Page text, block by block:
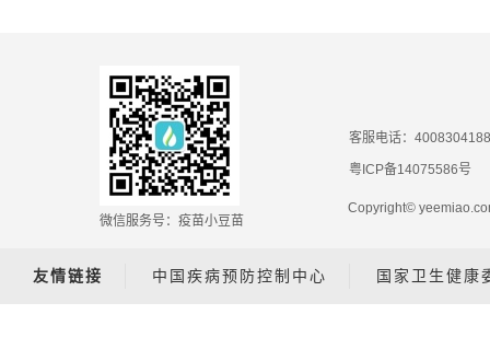
微信服务号：疫苗小豆苗
客服电话：4008304188
粤ICP备14075586号
Copyright©
友情链接 中国疾病预防控制中心 国家卫生健康